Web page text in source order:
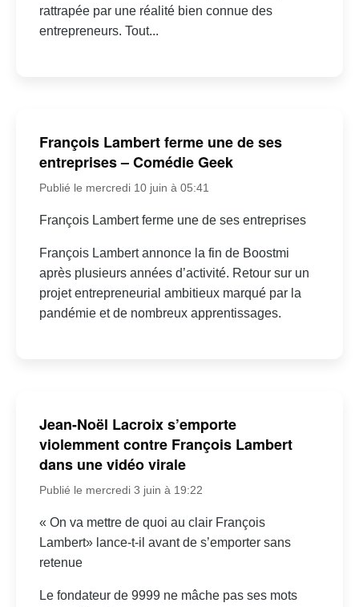
rattrapée par une réalité bien connue des
entrepreneurs. Tout...
François Lambert ferme une de ses
entreprises – Comédie Geek
Publié le mercredi 10 juin à 05:41
François Lambert ferme une de ses entreprises
François Lambert annonce la fin de Boostmi
après plusieurs années d’activité. Retour sur un
projet entrepreneurial ambitieux marqué par la
pandémie et de nombreux apprentissages.
Jean-Noël Lacroix s’emporte
violemment contre François Lambert
dans une vidéo virale
Publié le mercredi 3 juin à 19:22
« On va mettre de quoi au clair François
Lambert» lance-t-il avant de s’emporter sans
retenue
Le fondateur de 9999 ne mâche pas ses mots